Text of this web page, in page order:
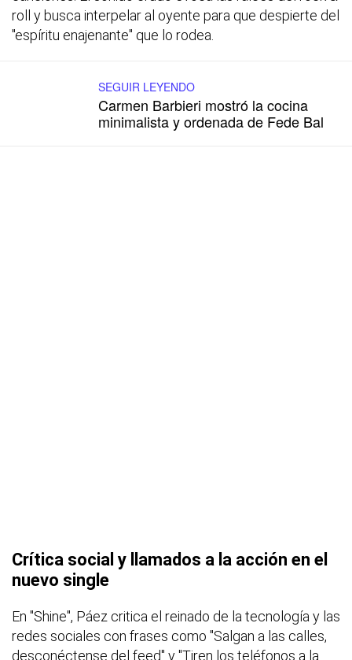
roll y busca interpelar al oyente para que despierte del
"espíritu enajenante" que lo rodea.
SEGUIR LEYENDO
Carmen Barbieri mostró la cocina
minimalista y ordenada de Fede Bal
Crítica social y llamados a la acción en el
nuevo single
En "Shine", Páez critica el reinado de la tecnología y las
redes sociales con frases como "Salgan a las calles,
desconéctense del feed" y "Tiren los teléfonos a la